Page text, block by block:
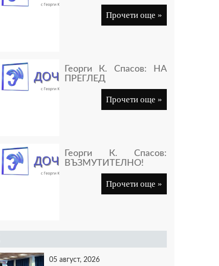
Прочети още »
Георги К. Спасов: НА
ПРЕГЛЕД
Прочети още »
Георги К. Спасов:
ВЪЗМУТИТЕЛНО!
Прочети още »
05 август, 2026